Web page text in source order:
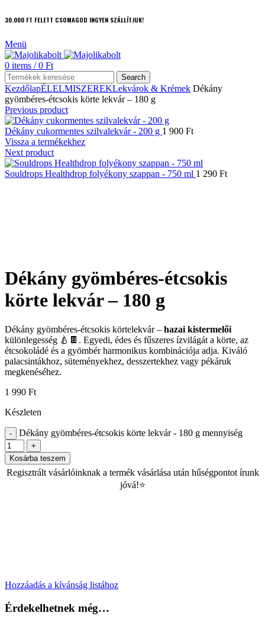
30.000 FT FELETT CSOMAGOD INGYEN SZÁLLÍTJUK!
Menü
0 items / 0 Ft
Search
KezdőlapÉLELMISZEREKLekvárok & Krémek Dékány
gyömbéres-étcsokis körte lekvár – 180 g
Previous product
Dékány cukormentes szilvalekvár - 200 g 1 900 Ft
Vissza a termékekhez
Next product
Souldrops Healthdrop folyékony szappan - 750 ml 1 290 Ft
Dékány gyömbéres-étcsokis
körte lekvár – 180 g
Dékány gyömbéres-étcsokis körtelekvár – hazai kistermelői
különlegesség 🍐🍫. Egyedi, édes és fűszeres ízvilágát a körte, az
étcsokoládé és a gyömbér harmonikus kombinációja adja. Kiváló
palacsintákhoz, süteményekhez, desszertekhez vagy pékáruk
megkenéséhez.
1 990 Ft
Készleten
Dékány gyömbéres-étcsokis körte lekvár - 180 g mennyiség
Kosárba teszem
Regisztrált vásárlóinknak a termék vásárlása után hűségpontot írunk
jóvá!⭐
Hozzáadás a kívánság listához
Érdekelhetnek még…